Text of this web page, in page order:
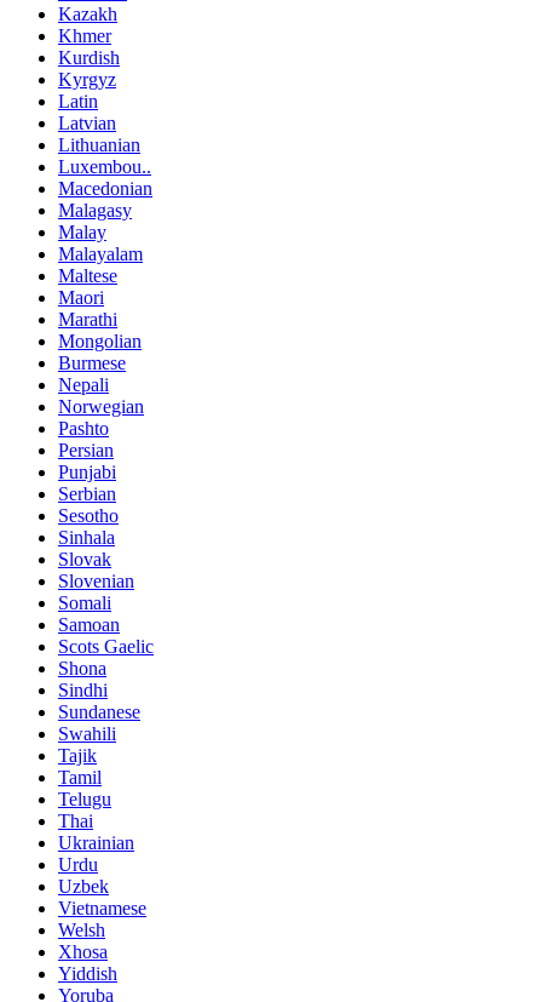
Kazakh
Khmer
Kurdish
Kyrgyz
Latin
Latvian
Lithuanian
Luxembou..
Macedonian
Malagasy
Malay
Malayalam
Maltese
Maori
Marathi
Mongolian
Burmese
Nepali
Norwegian
Pashto
Persian
Punjabi
Serbian
Sesotho
Sinhala
Slovak
Slovenian
Somali
Samoan
Scots Gaelic
Shona
Sindhi
Sundanese
Swahili
Tajik
Tamil
Telugu
Thai
Ukrainian
Urdu
Uzbek
Vietnamese
Welsh
Xhosa
Yiddish
Yoruba